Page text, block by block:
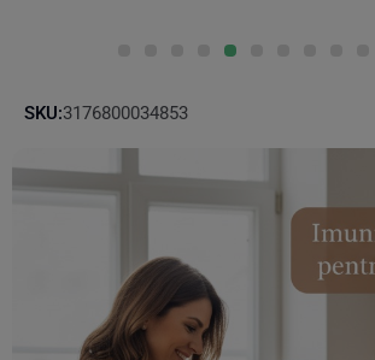
SKU:3176800034853